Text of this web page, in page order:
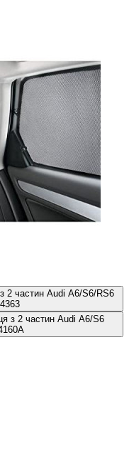
2 частин Audi A6/S6/RS6
з 2 частин Audi A6/S6